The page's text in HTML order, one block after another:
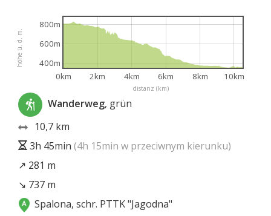
distanz (km)
höhe ü. d. m.
0km 2km 4km 6km 8km 10km
400m
600m
800m
Wanderweg, grün
10,7 km
3h 45min (4h 15min w przeciwnym kierunku)
↗ 281 m
↘ 737 m
Spalona, schr. PTTK "Jagodna"